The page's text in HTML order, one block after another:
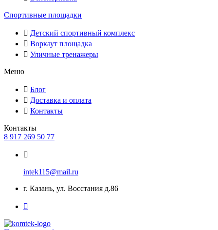
Спортивные площадки
Детский спортивный комплекс
Воркаут площадка
Уличные тренажеры
Меню
Блог
Доставка и оплата
Контакты
Контакты
8 917 269 50 77
intek115@mail.ru
г. Казань, ул. Восстания д.86